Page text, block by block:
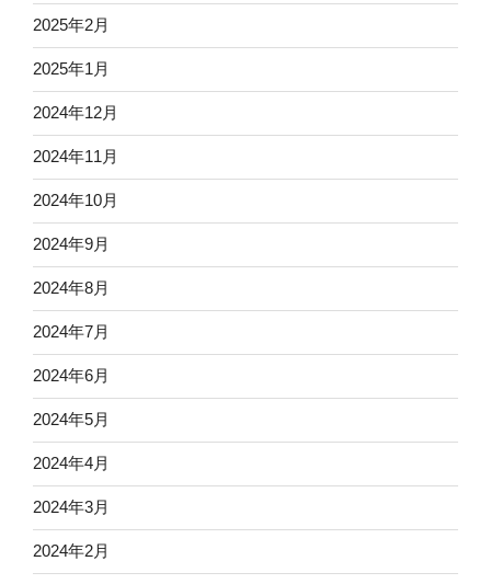
2025年2月
2025年1月
2024年12月
2024年11月
2024年10月
2024年9月
2024年8月
2024年7月
2024年6月
2024年5月
2024年4月
2024年3月
2024年2月